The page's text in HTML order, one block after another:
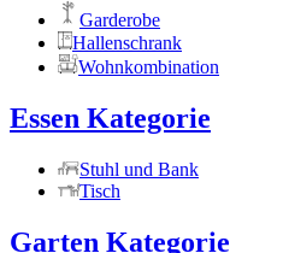
Garderobe
Hallenschrank
Wohnkombination
Essen Kategorie
Stuhl und Bank
Tisch
Garten Kategorie